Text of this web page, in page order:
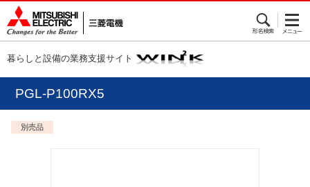
暮らしと設備の業務支援サイト
PGL-P100RX5
別売品